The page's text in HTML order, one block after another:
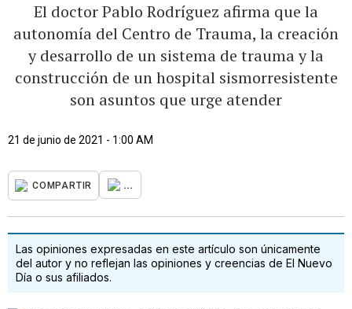
El doctor Pablo Rodríguez afirma que la
autonomía del Centro de Trauma, la creación
y desarrollo de un sistema de trauma y la
construcción de un hospital sismorresistente
son asuntos que urge atender
21 de junio de 2021 - 1:00 AM
COMPARTIR ...
Las opiniones expresadas en este artículo son únicamente
del autor y no reflejan las opiniones y creencias de El Nuevo
Día o sus afiliados.